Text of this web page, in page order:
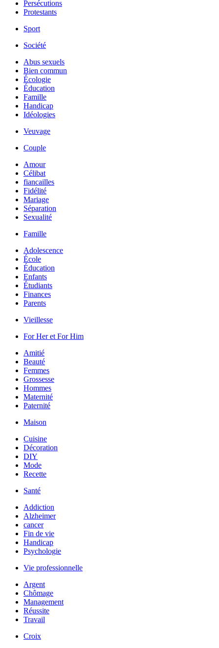
Persécutions
Protestants
Sport
Société
Abus sexuels
Bien commun
Écologie
Éducation
Famille
Handicap
Idéologies
Veuvage
Couple
Amour
Célibat
fiancailles
Fidélité
Mariage
Séparation
Sexualité
Famille
Adolescence
École
Éducation
Enfants
Étudiants
Finances
Parents
Vieillesse
For Her et For Him
Amitié
Beauté
Femmes
Grossesse
Hommes
Maternité
Paternité
Maison
Cuisine
Décoration
DIY
Mode
Recette
Santé
Addiction
Alzheimer
cancer
Fin de vie
Handicap
Psychologie
Vie professionnelle
Argent
Chômage
Management
Réussite
Travail
Croix